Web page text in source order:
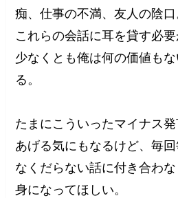
痴、仕事の不満、友人の陰口
これらの会話に耳を貸す必要
少なくとも俺は何の価値も
る。
たまにこういったマイナス
あげる気にもなるけど、毎
なくだらない話に付き合わ
身になってほしい。